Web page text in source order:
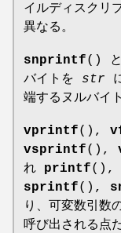
イルディスクリ
異なる。
snprintf()
バイトを str
端するヌルバ
vprintf(),
vsprintf(),
れ printf(),
sprintf(),
り、可変数引数
呼び出される点